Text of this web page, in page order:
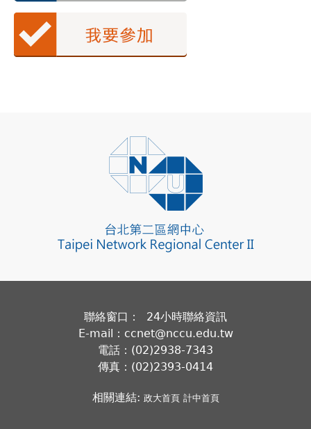
聯絡窗口： 24小時聯絡資訊
E-mail：ccnet@nccu.edu.tw
電話：(02)2938-7343
傳真：(02)2393-0414
相關連結: 政大首頁 計中首頁